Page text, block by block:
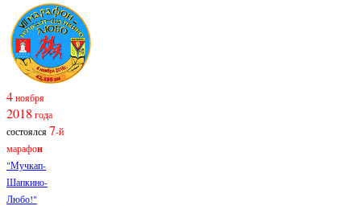
4ноября
2018 года
состоялся7-й
марафон
"Мучкап-
Шапкино-
Любо!"